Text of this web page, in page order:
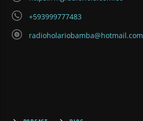
+593999777483
radioholariobamba@hotmail.com